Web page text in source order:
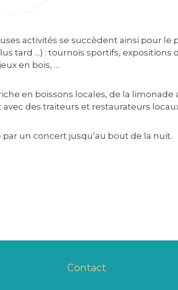
activités se succèdent ainsi pour le
tard …) : tournois sportifs, expositions
en bois, …
en boissons locales, de la limonade
des traiteurs et restaurateurs
un concert jusqu’au bout de la nuit.
Contact